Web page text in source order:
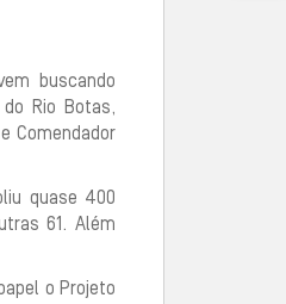
buscando
Rio Botas,
Comendador
quase 400
61. Além
o Projeto